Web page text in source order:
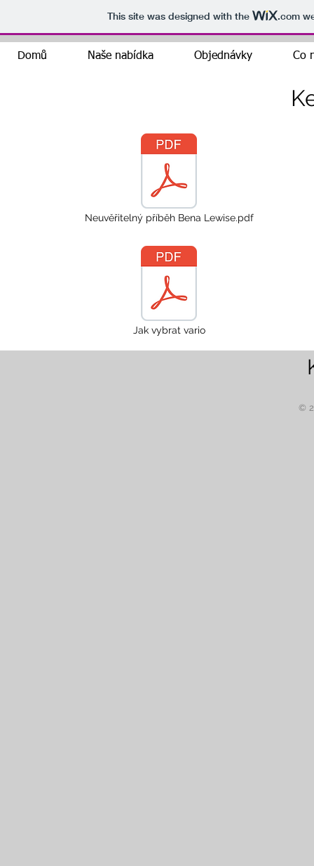
This site was designed with the .com
Domů Naše nabídka Objednávky Co
Neuvěřitelný příběh Bena Lewise.pdf
Jak vybrat vario
©